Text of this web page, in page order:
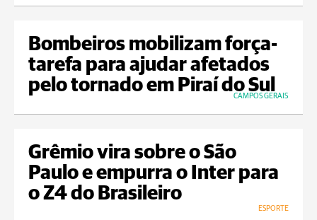
Bombeiros mobilizam força-
tarefa para ajudar afetados
pelo tornado em Piraí do Sul
CAMPOS GERAIS
Grêmio vira sobre o São
Paulo e empurra o Inter para
o Z4 do Brasileiro
ESPORTE